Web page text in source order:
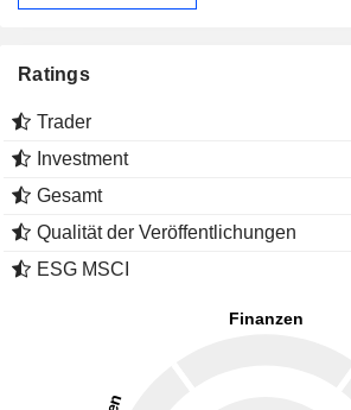
Ratings
Trader
Investment
Gesamt
Qualität der Veröffentlichungen
ESG MSCI